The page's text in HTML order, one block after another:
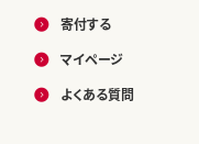
寄付する
マイページ
よくある質問